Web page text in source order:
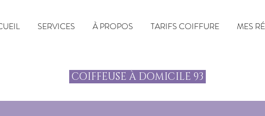
SERVICES À PROPOS TARIFS COIFFURE MES
COIFFEUSE À DOMICILE 93